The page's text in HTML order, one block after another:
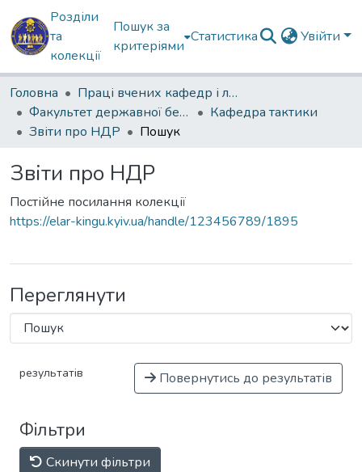
Розділи
та
колекції
Пошук за
критеріями
Статистика Увійти
Головна
Праці вчених кафедр і лабораторій
Факультет державної безпеки
Кафедра тактики
Звіти про НДР
Пошук
Звіти про НДР
Постійне посилання колекції
https://elar-kingu.kyiv.ua/handle/123456789/1895
Переглянути
результатів Повернутись до результатів
Фільтри
Скинути фільтри